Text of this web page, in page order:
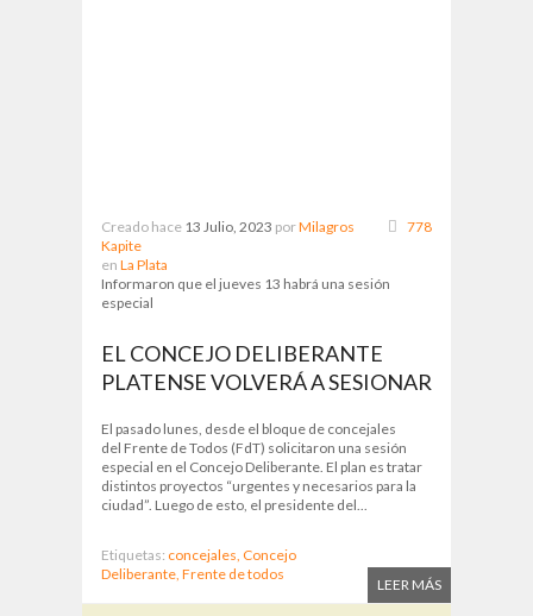
Creado hace 13 Julio, 2023 porMilagros
Kapite
en La Plata
778
Informaron que el jueves 13 habrá una sesión
especial
EL CONCEJO DELIBERANTE
PLATENSE VOLVERÁ A SESIONAR
El pasado lunes, desde el bloque de concejales
del Frente de Todos (FdT) solicitaron una sesión
especial en el Concejo Deliberante. El plan es tratar
distintos proyectos “urgentes y necesarios para la
ciudad”. Luego de esto, el presidente del...
LEER MÁS
Etiquetas: concejales, Concejo
Deliberante, Frente de todos